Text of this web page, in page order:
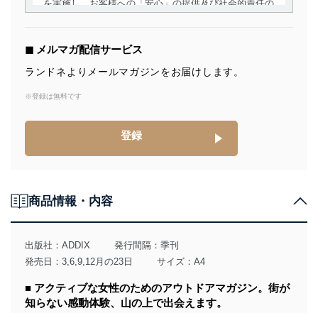
を実施し、お客様への「安心」の提供及び社会的責任の
個人情報の取得・利用・提供について
当社は、個人情報の取得・利用・提供に際して、その利
達成に必要な範囲内で適法かつ公正な手段によって取
個人情報は、同意を得ずに目的外利用、第三者への提
供・開示は行いません。当社においてはこれらの取り組
法令遵守
その他の規範を遵守します。また、当社の管理の仕組み
に、これらの法令及びその他の規範を常に適合させま
す。
個人情報の安全管理措置
◼︎ メルマガ配信サービス
ランドネよりメールマガジンをお届けします。
※登録は無料です
登録
商品情報・内容
出版社： ADDIX
発行間隔：季刊
発売日：3,6,9,12月の23日
サイズ：A4
■ アクティブな女性のためのアウトドアマガジン。街が
知らない感動体験、山の上で出会えます。